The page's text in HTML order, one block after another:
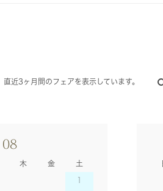
直近3ヶ月間のフェアを表示しています。
08
木 金 土
1